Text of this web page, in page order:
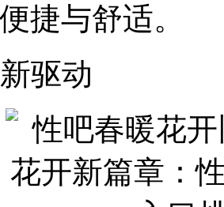
捷与舒适。
驱动